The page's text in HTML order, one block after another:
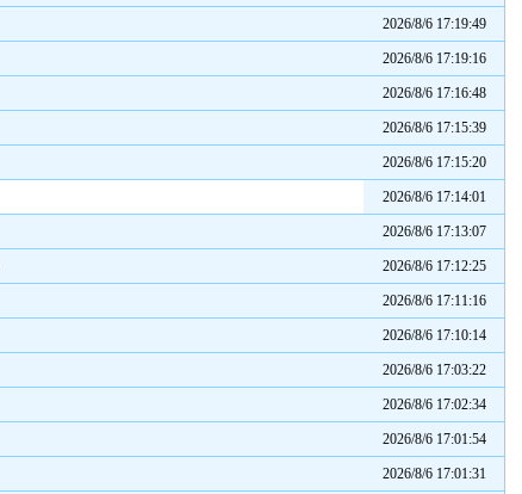
2026/8/6 17:19:49
2026/8/6 17:19:16
2026/8/6 17:16:48
2026/8/6 17:15:39
2026/8/6 17:15:20
2026/8/6 17:14:01
2026/8/6 17:13:07
2026/8/6 17:12:25
2026/8/6 17:11:16
2026/8/6 17:10:14
2026/8/6 17:03:22
2026/8/6 17:02:34
2026/8/6 17:01:54
2026/8/6 17:01:31